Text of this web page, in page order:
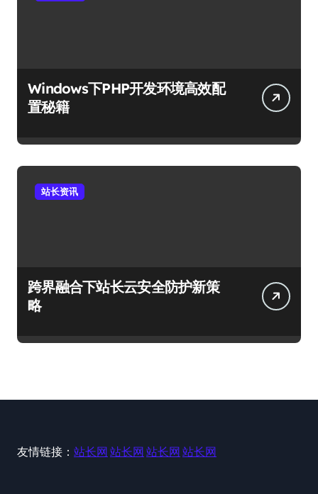
Windows下PHP开发环境高效配
置秘籍
站长资讯
跨界融合下站长云安全防护新策
略
友情链接： 站长网 站长网 站长网 站长网